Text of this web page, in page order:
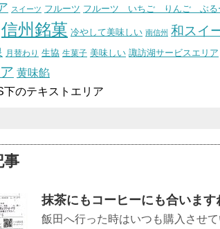
スイーツ フルーツ フルーツ いちご りんご ぶる
信州銘菓 冷やして美味しい 南信州 和スイ
月替わり 生協 生菓子 美味しい 諏訪湖サービスエリア
黄味餡
下のテキストエリア
事
抹茶にもコーヒーにも合います
飯田へ行った時はいつも購入させ